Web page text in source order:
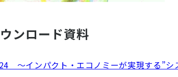
ンロード資料
〜インパクト・エコノミーが実現する”